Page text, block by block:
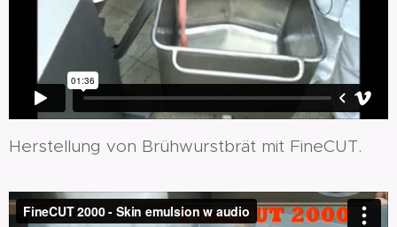
Herstellung von Brühwurstbrät mit FineCUT.